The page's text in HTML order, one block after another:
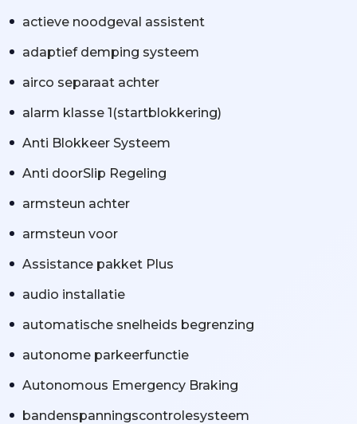
actieve noodgeval assistent
adaptief demping systeem
airco separaat achter
alarm klasse 1(startblokkering)
Anti Blokkeer Systeem
Anti doorSlip Regeling
armsteun achter
armsteun voor
Assistance pakket Plus
audio installatie
automatische snelheids begrenzing
autonome parkeerfunctie
Autonomous Emergency Braking
bandenspanningscontrolesysteem